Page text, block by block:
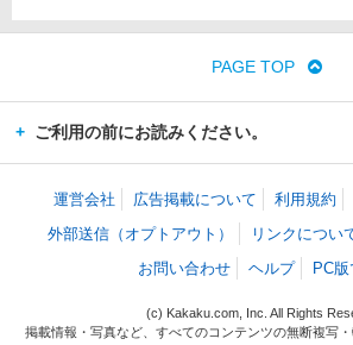
PAGE TOP
ご利用の前にお読みください。
運営会社 広告掲載について 利用規約
外部送信（オプトアウト）
リンクについ
お問い合わせ
ヘルプ PC
(c) Kakaku.com, Inc. All Rights
掲載情報・写真など、すべてのコンテンツの無断複写